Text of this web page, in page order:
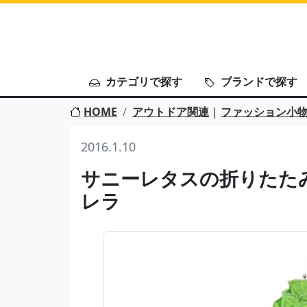
カテゴリで探す
ブランドで探す
HOME
アウトドア関連 | ファッション小
2016.1.10
サニーレタスの折りたた
レラ